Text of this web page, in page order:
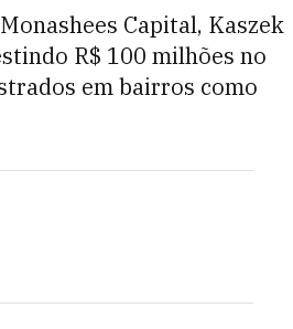
Capital, Kaszek
R$ 100 milhões no
em bairros como